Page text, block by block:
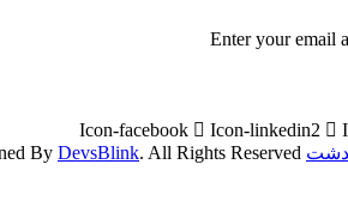
Enter your email
Icon-facebook Icon-linkedin2
DevsBlink. All Rights Reserved